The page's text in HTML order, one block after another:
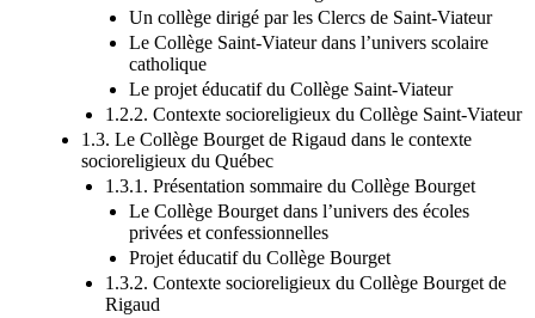
1.2.1. Présentation du Collège Saint-Viateur
Un collège dirigé par les Clercs de Saint-Viateur
Le Collège Saint-Viateur dans l’univers scolaire
catholique
Le projet éducatif du Collège Saint-Viateur
1.2.2. Contexte socioreligieux du Collège Saint-Viateur
1.3. Le Collège Bourget de Rigaud dans le contexte
socioreligieux du Québec
1.3.1. Présentation sommaire du Collège Bourget
Le Collège Bourget dans l’univers des écoles
privées et confessionnelles
Projet éducatif du Collège Bourget
1.3.2. Contexte socioreligieux du Collège Bourget de